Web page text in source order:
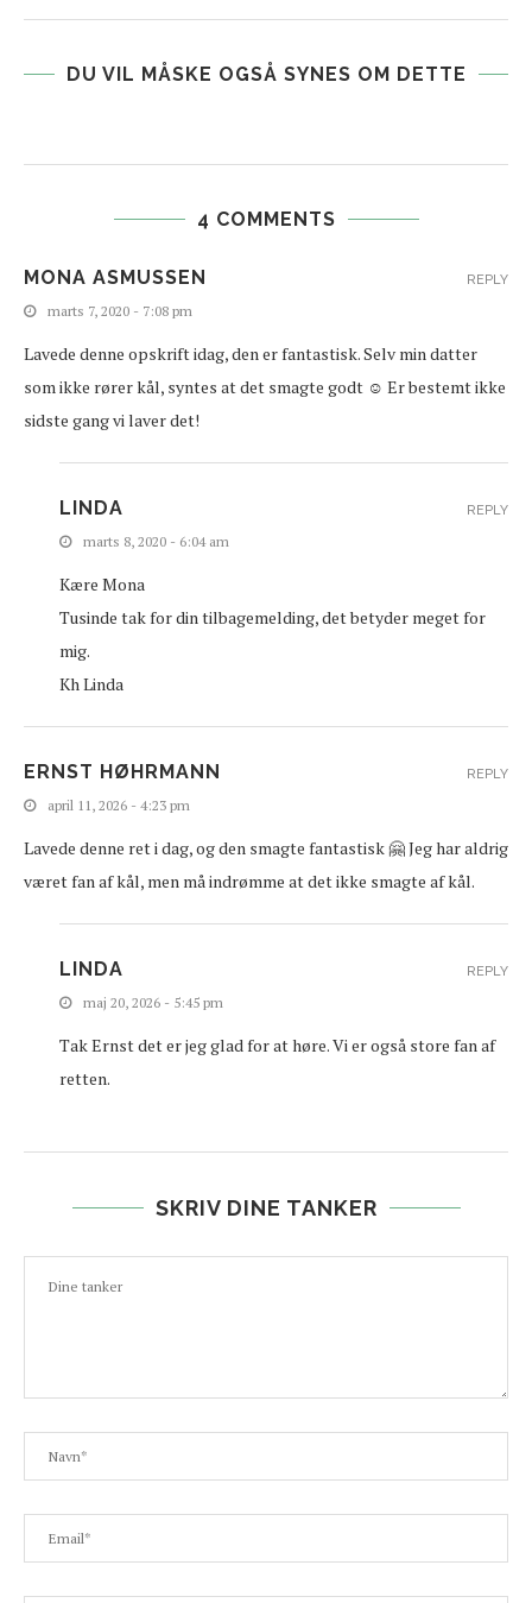
DU VIL MÅSKE OGSÅ SYNES OM DETTE
4 COMMENTS
MONA ASMUSSEN
marts 7, 2020 - 7:08 pm
Lavede denne opskrift idag, den er fantastisk. Selv min datter
som ikke rører kål, syntes at det smagte godt ☺️ Er bestemt ikke
sidste gang vi laver det!
REPLY
LINDA
marts 8, 2020 - 6:04 am
Kære Mona
Tusinde tak for din tilbagemelding, det betyder meget for
mig.
Kh Linda
REPLY
ERNST HØHRMANN
april 11, 2026 - 4:23 pm
Lavede denne ret i dag, og den smagte fantastisk 🤗 Jeg har aldrig
været fan af kål, men må indrømme at det ikke smagte af kål.
REPLY
LINDA
maj 20, 2026 - 5:45 pm
Tak Ernst det er jeg glad for at høre. Vi er også store fan af
retten.
REPLY
SKRIV DINE TANKER